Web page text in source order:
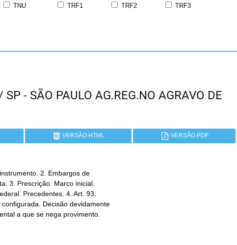
TNU TRF1 TRF2
TRF3
- SÃO PAULO AG.REG.NO AGRAVO DE
VERSÃO HTML VERSÃO PDF
2. Embargos de
a que se nega provimento.